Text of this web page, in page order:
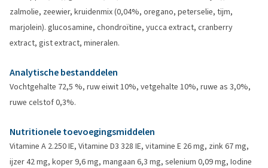
zalmolie, zeewier, kruidenmix (0,04%, oregano, peterselie, tijm,
marjolein). glucosamine, chondroïtine, yucca extract, cranberry
extract, gist extract, mineralen.
Analytische bestanddelen
Vochtgehalte 72,5 %, ruw eiwit 10%, vetgehalte 10%, ruwe as 3,0%,
ruwe celstof 0,3%.
Nutritionele toevoegingsmiddelen
Vitamine A 2.250 IE, Vitamine D3 328 IE, vitamine E 26 mg, zink 67 mg,
ijzer 42 mg, koper 9,6 mg, mangaan 6,3 mg, selenium 0,09 mg, Iodine